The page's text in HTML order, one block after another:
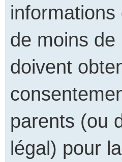
de moins de
doivent
parents (ou
légal) pour